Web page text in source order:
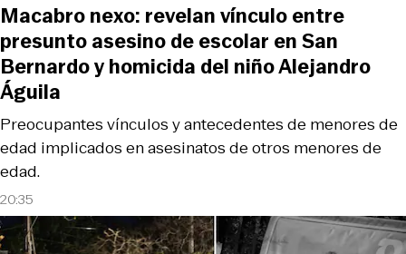
20:35
Preocupantes vínculos y antecedentes de menores de
edad implicados en asesinatos de otros menores de
edad.
Macabro nexo: revelan vínculo entre
presunto asesino de escolar en San
Bernardo y homicida del niño Alejandro
Águila